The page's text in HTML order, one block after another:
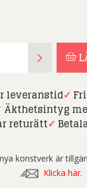
leveranstid✓
Äkthetsintyg
returätt✓
konstverk är
Klicka här.